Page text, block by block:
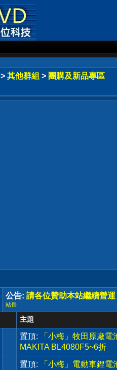
> 其他群組 > 團購及新品專區
公告: 請各位贊助本站繼續營運
站長
主題
置頂:
「小梅」牧田原廠
MAKITA BL4080F5~6折
置頂:
「小梅」電動車鋰